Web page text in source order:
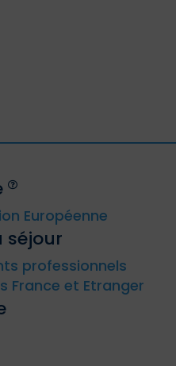
Belgique, Bulgarie,
Espagne,
France métropolitaine
CTOM), Grèce,
Lettonie, Lituanie,
Pays-Bas, Pologne,
tchèque,
Européenne
séjour
France et Etranger